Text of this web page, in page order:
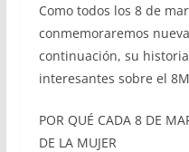
Como todos los 8 de
conmemoraremos
continuación, su
interesantes sobre el
POR QUÉ CADA 8 DE
DE LA MUJER